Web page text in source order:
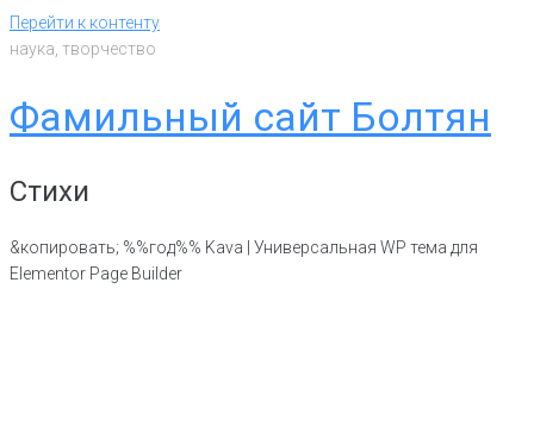
Перейти к контенту
наука, творчество
Фамильный сайт Болтян
Стихи
&копировать; %%год%% Kava | Универсальная WP тема для
Elementor Page Builder